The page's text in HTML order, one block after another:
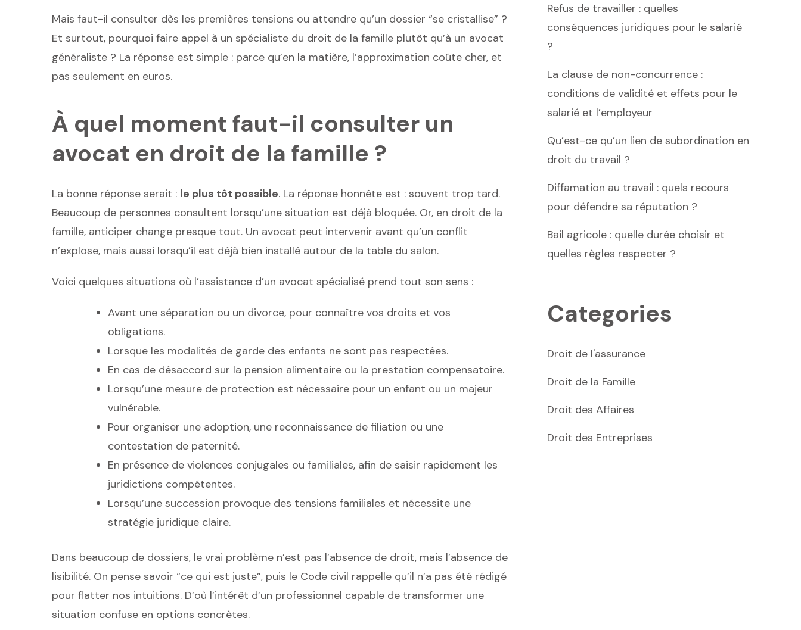
Mais faut-il consulter dès les premières tensions ou attendre qu’un dossier “se cristallise” ?
Et surtout, pourquoi faire appel à un spécialiste du droit de la famille plutôt qu’à un avocat
généraliste ? La réponse est simple : parce qu’en la matière, l’approximation coûte cher, et
pas seulement en euros.
À quel moment faut-il consulter un
avocat en droit de la famille ?
La bonne réponse serait : le plus tôt possible. La réponse honnête est : souvent trop tard.
Beaucoup de personnes consultent lorsqu’une situation est déjà bloquée. Or, en droit de la
famille, anticiper change presque tout. Un avocat peut intervenir avant qu’un conflit
n’explose, mais aussi lorsqu’il est déjà bien installé autour de la table du salon.
Voici quelques situations où l’assistance d’un avocat spécialisé prend tout son sens :
Avant une séparation ou un divorce, pour connaître vos droits et vos
obligations.
Lorsque les modalités de garde des enfants ne sont pas respectées.
En cas de désaccord sur la pension alimentaire ou la prestation compensatoire.
Lorsqu’une mesure de protection est nécessaire pour un enfant ou un majeur
vulnérable.
Pour organiser une adoption, une reconnaissance de filiation ou une
contestation de paternité.
En présence de violences conjugales ou familiales, afin de saisir rapidement les
juridictions compétentes.
Lorsqu’une succession provoque des tensions familiales et nécessite une
stratégie juridique claire.
Dans beaucoup de dossiers, le vrai problème n’est pas l’absence de droit, mais l’absence de
lisibilité. On pense savoir “ce qui est juste”, puis le Code civil rappelle qu’il n’a pas été rédigé
pour flatter nos intuitions. D’où l’intérêt d’un professionnel capable de transformer une
situation confuse en options concrètes.
Refus de travailler : quelles
conséquences juridiques pour le salarié
?
La clause de non-concurrence :
conditions de validité et effets pour le
salarié et l’employeur
Qu’est-ce qu’un lien de subordination en
droit du travail ?
Diffamation au travail : quels recours
pour défendre sa réputation ?
Bail agricole : quelle durée choisir et
quelles règles respecter ?
Categories
Droit de l'assurance
Droit de la Famille
Droit des Affaires
Droit des Entreprises